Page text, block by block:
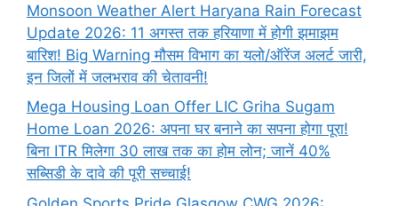
Monsoon Weather Alert Haryana Rain Forecast
Update 2026: 11 अगस्त तक हरियाणा में होगी झमाझम
बारिश! Big Warning मौसम विभाग का यलो/ऑरेंज अलर्ट जारी,
इन जिलों में जलभराव की चेतावनी!
Mega Housing Loan Offer LIC Griha Sugam
Home Loan 2026: अपना घर बनाने का सपना होगा पूरा!
बिना ITR मिलेगा 30 लाख तक का होम लोन; जानें 40%
सब्सिडी के दावे की पूरी सच्चाई!